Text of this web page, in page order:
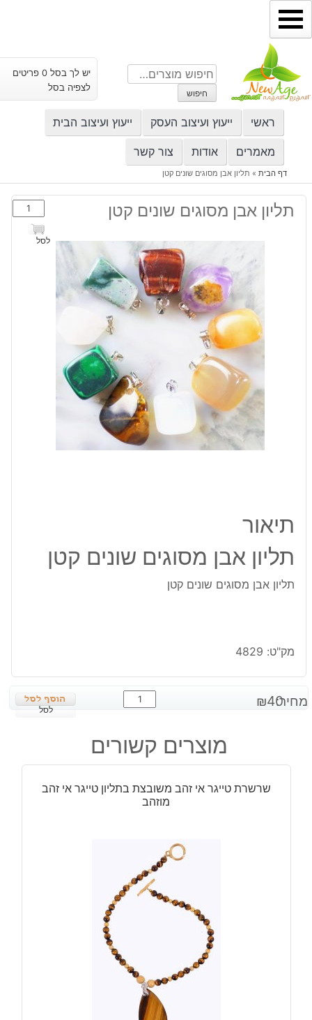
דילוג
לתוכן
חיפוש
עבור:
חיפוש
יש לך בסל 0 פריטים
לצפיה בסל
ראשי ייעוץ ועיצוב העסק ייעוץ ועיצוב הבית
מאמרים אודות צור קשר
דף הבית» תליון אבן מסוגים שונים קטן
תליון אבן מסוגים שונים קטן
כמות
של
תליון
לסל
תיאור
תליון אבן מסוגים שונים קטן
תליון אבן מסוגים שונים קטן
מק"ט: 4829
מחיר: ₪40
כמות
של
אבן
מסוגים
קטן
לסל
מוצרים קשורים
שרשרת טייגר אי זהב משובצת בתליון טייגר אי זהב
מוזהב